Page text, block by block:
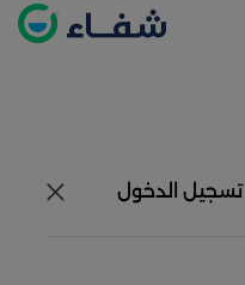
تسجيل الدخول